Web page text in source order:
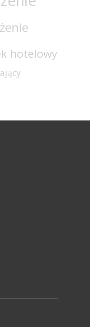
hotelowy